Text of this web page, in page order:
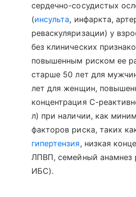
сердечно-сосудистых
(инсульта, инфаркта,
реваскуляризации) у
без клинических
повышенным риском ее
старше 50 лет для
лет для женщин,
концентрация С-
л) при наличии, как
факторов риска, таких
гипертензия, низкая
ЛПВП, семейный анамнез
ИБС).